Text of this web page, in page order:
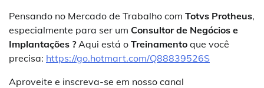
Pensando no Mercado de Trabalho com Totvs Protheus,
especialmente para ser um Consultor de Negócios e
Implantações ?Aqui está o Treinamento que você
precisa: https://go.hotmart.com/Q88839526S
Aproveite e inscreva-se em nosso canal